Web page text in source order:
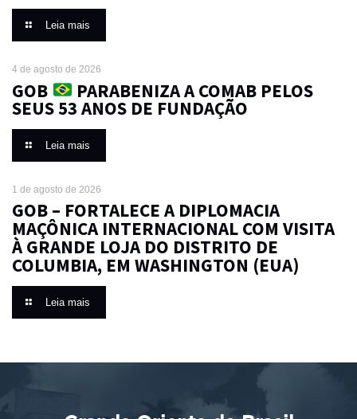
Leia mais
4 de agosto de 2026
GOB PARABENIZA A COMAB PELOS
SEUS 53 ANOS DE FUNDAÇÃO
Leia mais
1 de agosto de 2026
GOB – FORTALECE A DIPLOMACIA
MAÇÔNICA INTERNACIONAL COM VISITA
À GRANDE LOJA DO DISTRITO DE
COLUMBIA, EM WASHINGTON (EUA)
Leia mais